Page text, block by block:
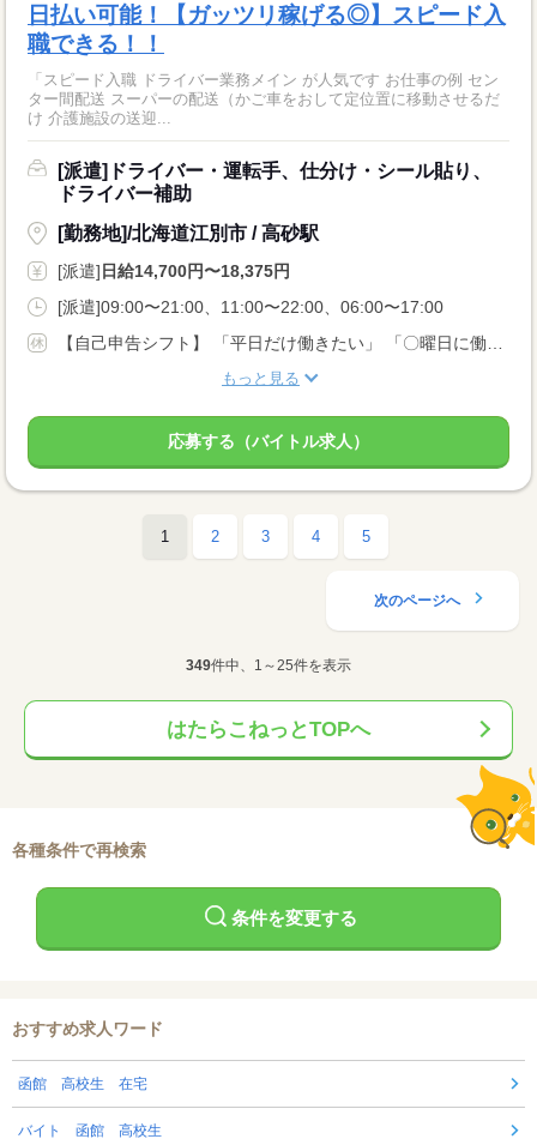
日払い可能！【ガッツリ稼げる◎】スピード入
職できる！！
「スピード入職 ドライバー業務メイン が人気です お仕事の例 セン
ター間配送 スーパーの配送（かご車をおして定位置に移動させるだ
け 介護施設の送迎...
[派遣]ドライバー・運転手、仕分け・シール貼り、
ドライバー補助
[勤務地]/北海道江別市 / 高砂駅
[派遣]日給14,700円〜18,375円
[派遣]09:00〜21:00、11:00〜22:00、06:00〜17:00
もっと見る
応募する（バイトル求人）
1 2 3 4 5
次のページへ
349件中、1～25件を表示
はたらこねっとTOPへ
各種条件で再検索
条件を変更する
おすすめ求人ワード
函館 高校生 在宅
バイト 函館 高校生